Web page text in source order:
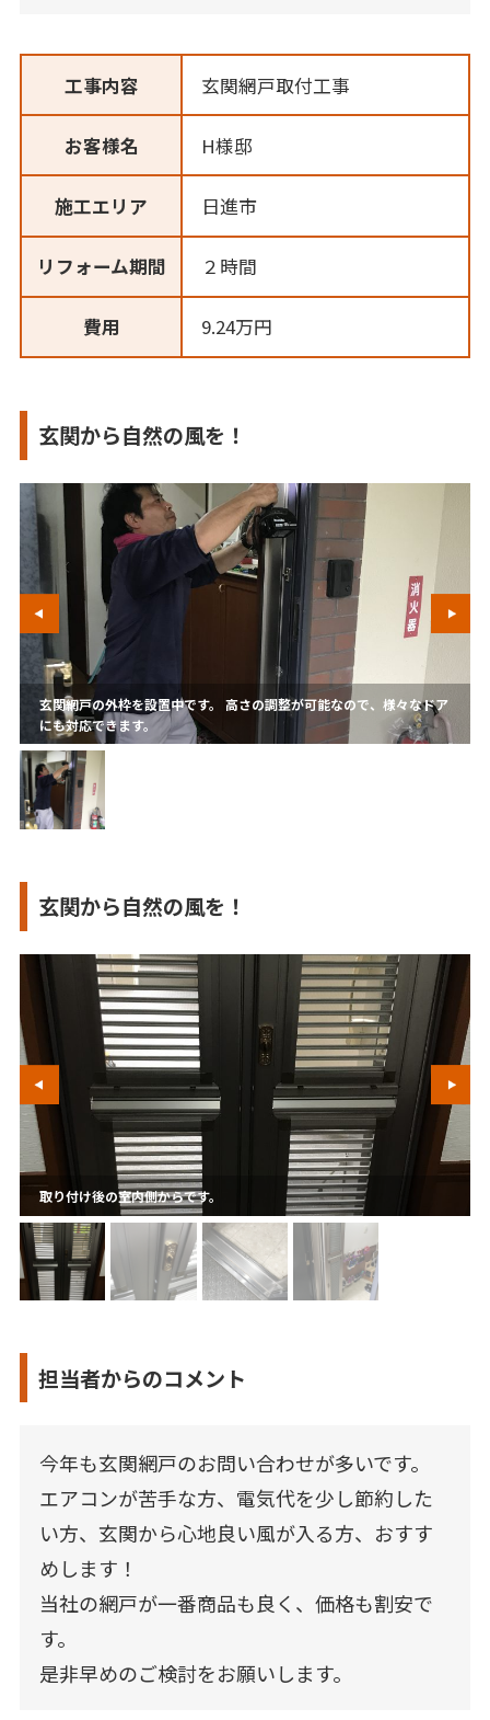
工事内容 玄関網戸取付工事
お客様名 H様邸
施工エリア 日進市
リフォーム期間 ２時間
費用 9.24万円
玄関から自然の風を！
玄関網戸の外枠を設置中です。 高さの調整が可能なので、様々なドア
にも対応できます。
玄関から自然の風を！
取り付け後の室内側からです。
担当者からのコメント
今年も玄関網戸のお問い合わせが多いです。
エアコンが苦手な方、電気代を少し節約した
い方、玄関から心地良い風が入る方、おすす
めします！
当社の網戸が一番商品も良く、価格も割安で
す。
是非早めのご検討をお願いします。